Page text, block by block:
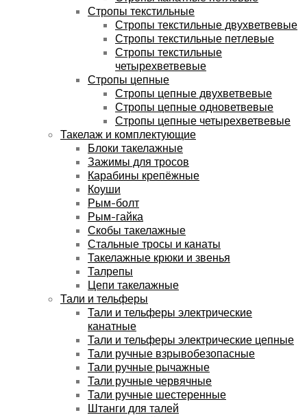
Стропы текстильные
Стропы текстильные двухветвевые
Стропы текстильные петлевые
Стропы текстильные
четырехветвевые
Стропы цепные
Стропы цепные двухветвевые
Стропы цепные одноветвевые
Стропы цепные четырехветвевые
Такелаж и комплектующие
Блоки такелажные
Зажимы для тросов
Карабины крепёжные
Коуши
Рым-болт
Рым-гайка
Скобы такелажные
Стальные тросы и канаты
Такелажные крюки и звенья
Талрепы
Цепи такелажные
Тали и тельферы
Тали и тельферы электрические
канатные
Тали и тельферы электрические цепные
Тали ручные взрывобезопасные
Тали ручные рычажные
Тали ручные червячные
Тали ручные шестеренные
Штанги для талей